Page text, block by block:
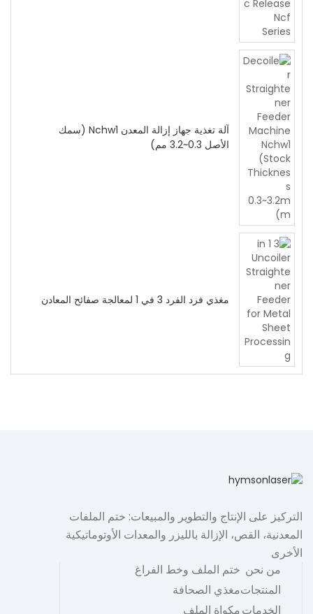
آلة تغذية جهاز إزالة المعدن Nchw1 (سمك
الأصل 0.3~3.2 مم)
مغذي فرد الفرد 3 في 1 لمعالجة صفائح المعادن
التركيز على الإنتاج والتطوير والمبيعات: ختم الملفات
المعدنية، القص، الإزالة بالليزر والمعدات الأوتوماتيكية
الأخرى
من نحن
المنتجات
الخدمات
ختم الملف وخط الفراغ
مغذي الصحافة
مكواة الملف